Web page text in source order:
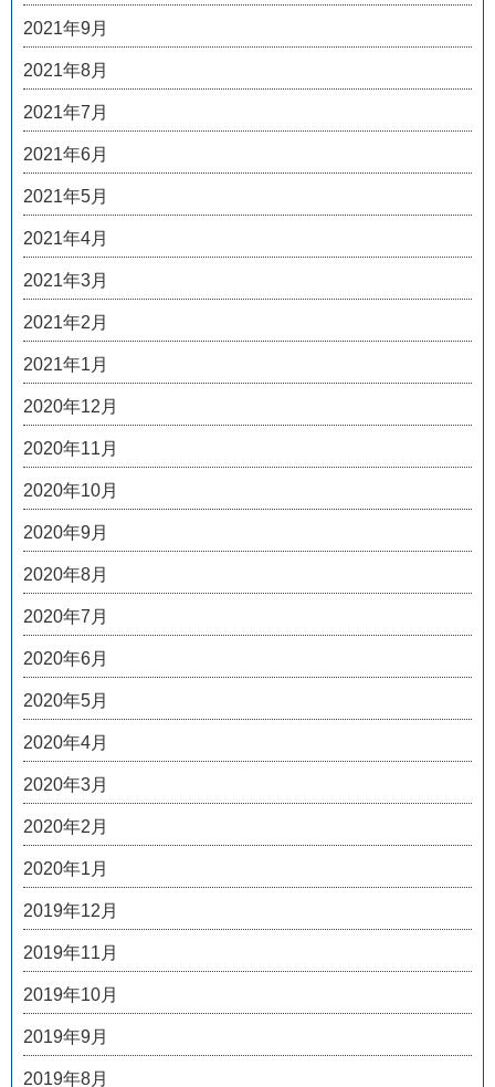
2021年9月
2021年8月
2021年7月
2021年6月
2021年5月
2021年4月
2021年3月
2021年2月
2021年1月
2020年12月
2020年11月
2020年10月
2020年9月
2020年8月
2020年7月
2020年6月
2020年5月
2020年4月
2020年3月
2020年2月
2020年1月
2019年12月
2019年11月
2019年10月
2019年9月
2019年8月